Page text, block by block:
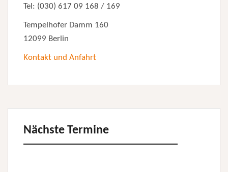
Tel: (030) 617 09 168 / 169
Tempelhofer Damm 160
12099 Berlin
Kontakt und Anfahrt
Nächste Termine